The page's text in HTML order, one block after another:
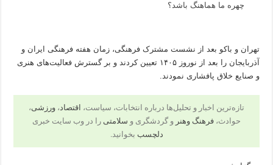
چهره ما هماهنگ باشد؟
تهران و باکو بعد از نشست مشترک فرهنگی، زمان هفته فرهنگی ایران و
آذربایجان را بعد از نوروز ۱۴۰۵ تعیین کردند و بر گسترش فعالیت‌های هنری
و صنایع خلاق پافشاری نمودند.
تازه‌ترین اخبار و تحلیل‌ها درباره انتخابات، سیاست، اقتصاد، ورزشی،
حوادث، فرهنگ وهنر و گردشگری و سلامتی را در وب سایت خبری
دلچسب بخوانید.